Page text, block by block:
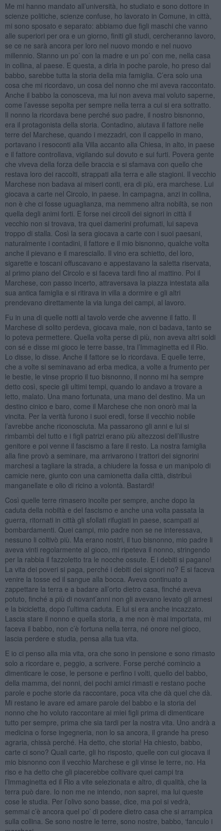
Me mi hanno mandato all’università, ho studiato e sono dottore in
scienze politiche, scienze confuse, ho lavorato in Comune, in città,
mi sono sposato e separato: abbiamo due figli maschi che vanno
alle superiori per ora e un giorno, finiti gli studi, cercheranno lavoro,
se ce ne sarà ancora per loro nel nuovo mondo e nel nuovo
millennio. Stanno un po’ con la madre e un po’ con me, nella casa
in collina, al paese. E questa, a dirla in poche parole, ho preso dal
babbo, sarebbe tutta la storia della mia famiglia. C’era solo una
cosa che mi ricordavo, un cosa del nonno che mi aveva raccontato.
Anche il babbo la conosceva, ma lui non aveva mai voluto saperne,
come l’avesse sepolta per sempre nella terra a cui si era sottratto.
Il nonno la ricordava bene perché suo padre, il nostro bisnonno,
era il protagonista della storia. Contadino, aiutava il fattore nelle
terre del Marchese, quando i mezzadri, con il cappello in mano,
portavano i resoconti alla Villa accanto alla Chiesa, in alto, in paese
e il fattore controllava, vigilando sul dovuto e sui furti. Povera gente
che viveva della forza delle braccia e si sfamava con quello che
restava loro dei raccolti, strappati alla terra e alle stagioni. Il vecchio
Marchese non badava ai miseri conti, era di più, era marchese. Lui
giocava a carte nel Circolo, in paese. In campagna, anzi in collina,
non è che ci fosse uguaglianza, ma nemmeno altra nobiltà, se non
quella degli animi forti. E forse nei circoli dei signori in città il
vecchio non si trovava, tra quei damerini profumati, lui sapeva
troppo di stalla. Così la sera giocava a carte con i suoi paesani,
naturalmente i contadini, il fattore e il mio bisnonno, qualche volta
anche il pievano e il maresciallo. Il vino era schietto, del loro,
sigarette e toscani offuscavano e appestavano la saletta riservata,
al primo piano del Circolo e si faceva tardi fino al mattino. Poi il
Marchese, con passo incerto, attraversava la piazza intestata alla
sua antica famiglia e si ritirava in villa a dormire e gli altri
prendevano direttamente la via lunga dei campi, al lavoro.
Fu in una di quelle notti al tavolo verde che avvenne il fatto. Il
Marchese di solito perdeva, giocava male, non ci badava, tanto se
lo poteva permettere. Quella volta perse di più, non aveva altri soldi
con sé e disse mi gioco le terre basse, tra l’Immaginetta ed il Rio.
Lo disse, lo disse. Anche il fattore se lo ricordava. E quelle terre,
che a volte si seminavano ad erba medica, a volte a frumento per
le bestie, le vinse proprio il tuo bisnonno, il nonno mi ha sempre
detto così, specie gli ultimi tempi, quando lo andavo a trovare a
letto, malato. Una mano fortunata, una mano del destino. Ma un
destino cinico e baro, come il Marchese che non onorò mai la
vincita. Per la verità furono i suoi eredi, forse il vecchio nobile
l’avrebbe anche riconosciuta. Ma passarono gli anni e lui si
rimbambì del tutto e i figli patrizi erano più altezzosi dell’illustre
genitore e poi venne il fascismo a fare il resto. La nostra famiglia
alla fine provò a seminare, ma arrivarono i trattori dei signorini
marchesi a tagliare la strada, a chiudere la fossa e un manipolo di
camicie nere, giunto con una camionetta dalla città, distribuì
manganellate e olio di ricino a volontà. Bastardi!
Così quelle terre rimasero incolte per sempre, anche dopo la
caduta della nobiltà e del fascismo e anche una volta passata la
guerra, ritornati in città gli sfollati rifugiati in paese, scampati ai
bombardamenti. Quei campi, mio padre non se ne interessava,
nessuno li coltivò più. Ma erano nostri, il tuo bisnonno, mio padre li
aveva vinti regolarmente al gioco, mi ripeteva il nonno, stringendo
per la rabbia il fazzoletto tra le nocche ossute. E i debiti si pagano!
La vita dei poveri si paga, perché i debiti dei signori no? E si faceva
venire la tosse ed il sangue alla bocca. Aveva continuato a
zappettare la terra e a badare all’orto dietro casa, finché aveva
potuto, finché a più di novant’anni non gli avevano levato gli arnesi
e la bicicletta, dopo l’ultima caduta. E lui si era anche incazzato.
Lascia stare il nonno e quella storia, a me non è mai importata, mi
faceva il babbo, non c’è fortuna nella terra, né onore nel gioco,
lascia perdere e studia, pensa alla tua vita.
E io ci penso alla mia vita, ora che sono in pensione e sono rimasto
solo a ricordare e, peggio, a scrivere. Forse perché comincio a
dimenticare le cose, le persone e perfino i volti, quello del babbo,
della mamma, dei nonni, dei pochi amici rimasti e restano poche
parole e poche storie da raccontare, poca vita che dà quel che dà.
Mi restano le avare ed amare parole del babbo e la storia del
nonno che ho voluto raccontare ai miei figli prima di dimenticare
tutto per sempre, prima che sia tardi per la nostra vita. Uno andrà a
medicina o forse ingegneria, non lo sa ancora, il grande ha preso
agraria, chissà perché. Ha detto, che storia! Ha chiesto, babbo,
carte ci sono? Quali carte, gli ho risposto, quelle con cui giocava il
mio bisnonno con il vecchio Marchese e gli vinse le terre, no. Ha
riso e ha detto che gli piacerebbe coltivare quei campi tra
l’Immaginetta ed il Rio a vite selezionata e altro, di qualità, che la
terra può dare. Io non me ne intendo, non saprei, ma lui queste
cose le studia. Per l’olivo sono basse, dice, ma poi si vedrà,
semmai c’è ancora quel po’ di podere dietro casa che si arrampica
sulla collina. Se sono nostre le terre, sono nostre, babbo, ‘fanculo i